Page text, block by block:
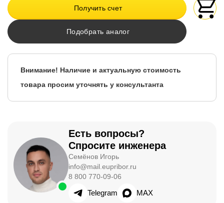
Получить счет
Подобрать аналог
Внимание! Наличие и актуальную стоимость
товара просим уточнять у консультанта
Есть вопросы?
Спросите инженера
Семёнов Игорь
info@mail.eupribor.ru
8 800 770-09-06
Telegram MAX